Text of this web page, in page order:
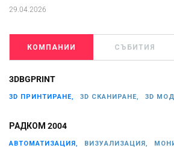
29.04.2026
КОМПАНИИ СЪБИТИЯ
3DBGPRINT
3D ПРИНТИРАНЕ, 3D СКАНИРАНЕ, 3D
РАДКОМ 2004
АВТОМАТИЗАЦИЯ, ВИЗУАЛИЗАЦИЯ,